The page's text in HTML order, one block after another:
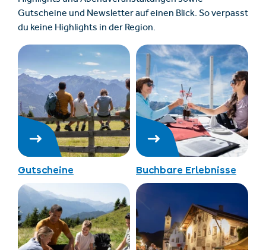
Gutscheine und Newsletter auf einen Blick. So verpasst
du keine Highlights in der Region.
Gutscheine Buchbare Erlebnisse